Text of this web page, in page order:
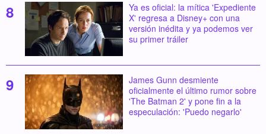
Ya es oficial: la mítica 'Expediente
X' regresa a Disney+ con una
versión inédita y ya podemos ver
su primer tráiler
James Gunn desmiente
oficialmente el último rumor sobre
'The Batman 2' y pone fin a la
especulación: 'Puedo negarlo'